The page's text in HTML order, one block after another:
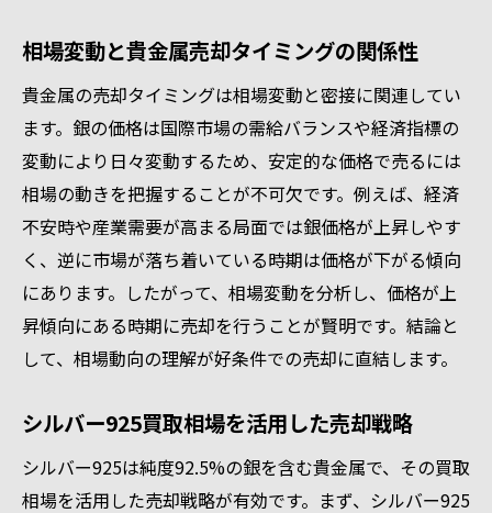
相場変動と貴金属売却タイミングの関係性
貴金属の売却タイミングは相場変動と密接に関連してい
ます。銀の価格は国際市場の需給バランスや経済指標の
変動により日々変動するため、安定的な価格で売るには
相場の動きを把握することが不可欠です。例えば、経済
不安時や産業需要が高まる局面では銀価格が上昇しやす
く、逆に市場が落ち着いている時期は価格が下がる傾向
にあります。したがって、相場変動を分析し、価格が上
昇傾向にある時期に売却を行うことが賢明です。結論と
して、相場動向の理解が好条件での売却に直結します。
シルバー925買取相場を活用した売却戦略
シルバー925は純度92.5%の銀を含む貴金属で、その買取
相場を活用した売却戦略が有効です。まず、シルバー925